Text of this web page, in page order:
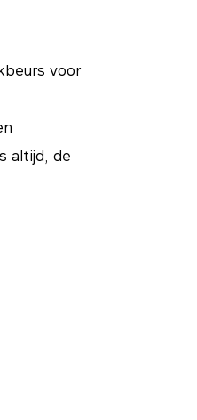
voor
altijd, de